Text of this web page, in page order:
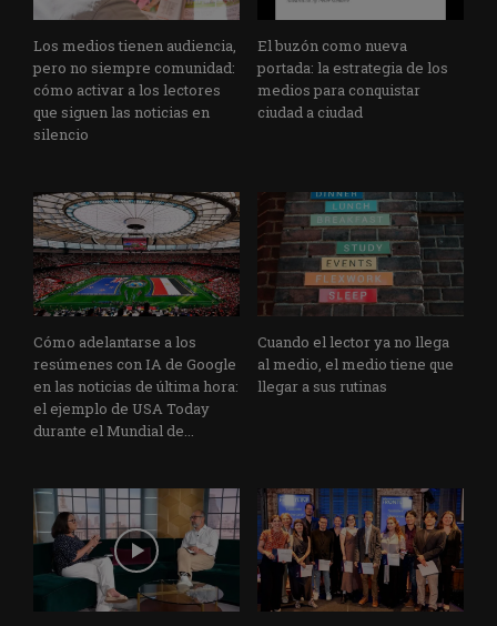
Los medios tienen audiencia,
pero no siempre comunidad:
cómo activar a los lectores
que siguen las noticias en
silencio
El buzón como nueva
portada: la estrategia de los
medios para conquistar
ciudad a ciudad
Cómo adelantarse a los
resúmenes con IA de Google
en las noticias de última hora:
el ejemplo de USA Today
durante el Mundial de...
Cuando el lector ya no llega
al medio, el medio tiene que
llegar a sus rutinas